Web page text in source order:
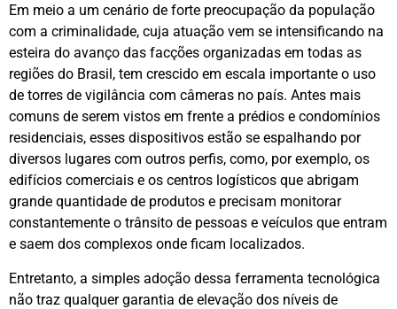
Em meio a um cenário de forte preocupação da população
com a criminalidade, cuja atuação vem se intensificando na
esteira do avanço das facções organizadas em todas as
regiões do Brasil, tem crescido em escala importante o uso
de torres de vigilância com câmeras no país. Antes mais
comuns de serem vistos em frente a prédios e condomínios
residenciais, esses dispositivos estão se espalhando por
diversos lugares com outros perfis, como, por exemplo, os
edifícios comerciais e os centros logísticos que abrigam
grande quantidade de produtos e precisam monitorar
constantemente o trânsito de pessoas e veículos que entram
e saem dos complexos onde ficam localizados.
Entretanto, a simples adoção dessa ferramenta tecnológica
não traz qualquer garantia de elevação dos níveis de